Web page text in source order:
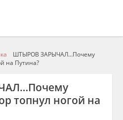
ШТЫРОВ ЗАРЫЧАЛ…Почему
на Путина?
топнул ногой на